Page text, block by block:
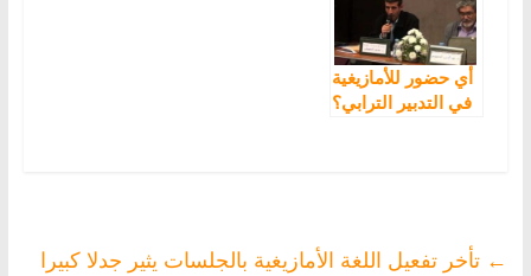
أي حضور للأمازيغية
في التدبير الترابي؟
← تأخر تفعيل اللغة الأمازيغية بالجلسات يثير جدلا كبيرا